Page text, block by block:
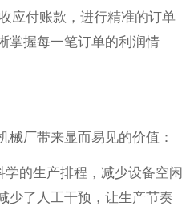
应付账款，进行精准的订单
掌握每一笔订单的利润情
械厂带来显而易见的价值：
的生产排程，减少设备空闲
少了人工干预，让生产节奏